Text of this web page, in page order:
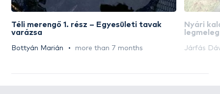
Téli merengő 1. rész – Egyesületi tavak
varázsa
Bottyán Marián more than 7 months
Nyári
Járfás